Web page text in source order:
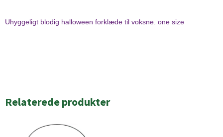
Uhyggeligt blodig halloween forklæde til voksne. one size
Relaterede produkter